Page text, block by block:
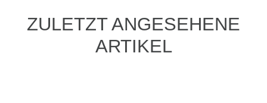
ZULETZT ANGESEHENE
ARTIKEL